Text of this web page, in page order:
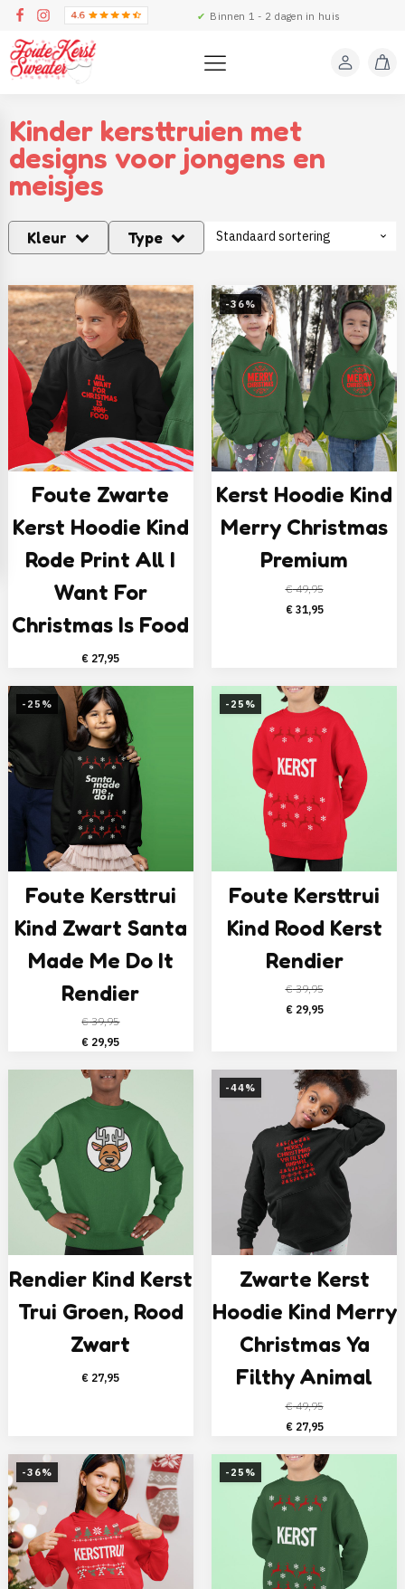
✔ Binnen 1 - 2 dagen in huis
Kinder kersttruien met
designs voor jongens en
meisjes
Kleur Type
Foute Zwarte
Kerst Hoodie Kind
Rode Print All I
Want For
Christmas Is Food
€ 27,95
-36%
Kerst Hoodie Kind
Merry Christmas
Premium
€49,95
Oorspronkelijke
€31,95Huidige
-25%
Foute Kersttrui
Kind Zwart Santa
Made Me Do It
Rendier
€39,95
Oorspronkelijke
was:
€ 39,95.
€ 29,95Huidige
is:
€ 29,95.
-25%
Foute Kersttrui
Kind Rood Kerst
Rendier
€39,95
Oorspronkelijke
€ 39,95.
€29,95Huidige
€ 29,95.
Rendier Kind Kerst
Trui Groen, Rood
Zwart
€ 27,95
-44%
Zwarte Kerst
Hoodie Kind Merry
Christmas Ya
Filthy Animal
€49,95
Oorspronkelijke
was:
€27,95Huidige
is:
€ 27,95.
-36% -25%